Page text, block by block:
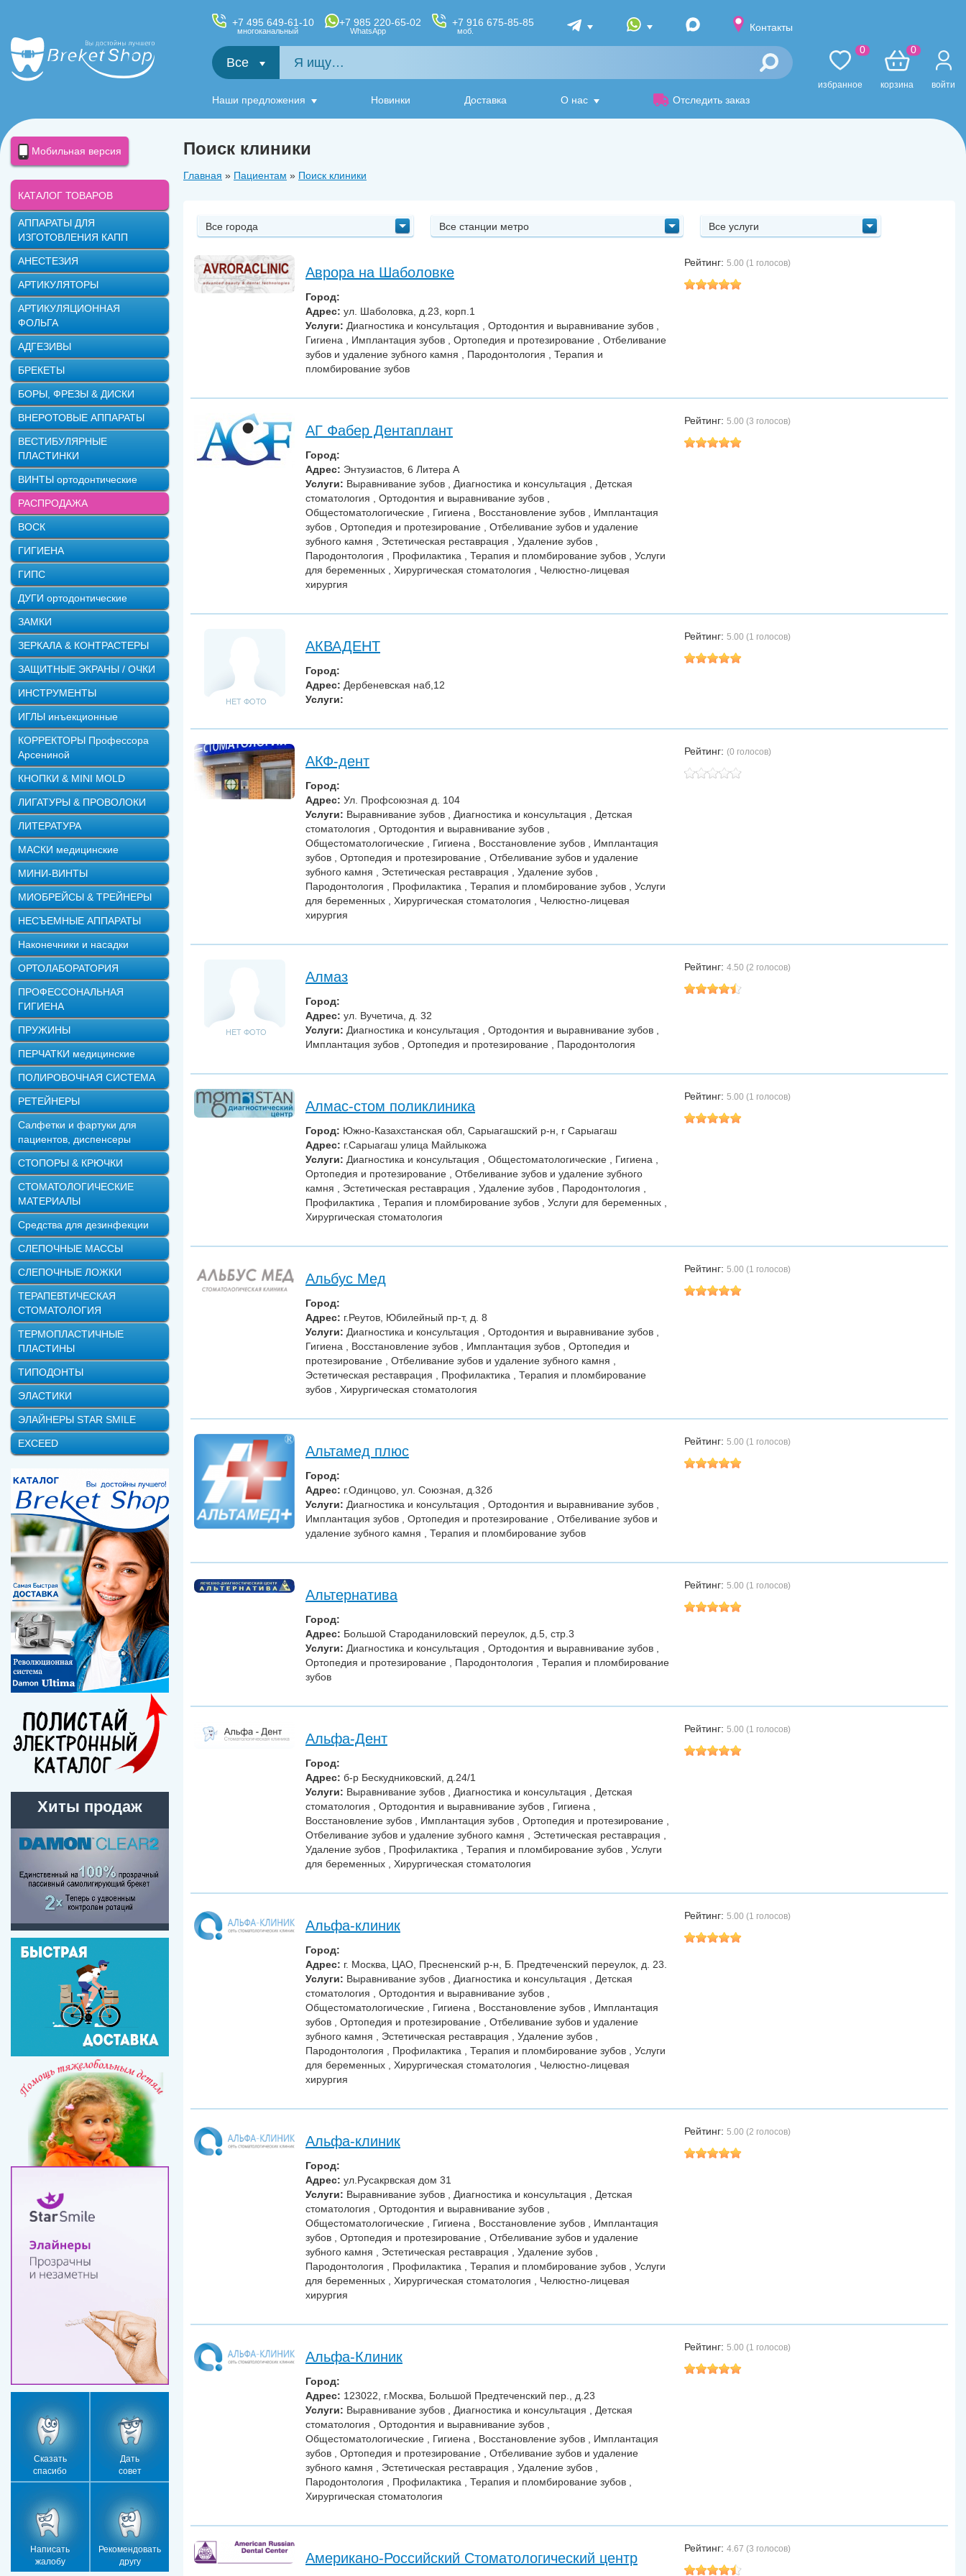
+7 495 649-61-10
многоканальный
+7 985 220-65-02
WhatsApp
+7 916 675-85-85
моб. Контакты
Все
Наши предложения Новинки Доставка О нас Отследить заказ
избранное
0
корзина
0
войти
Поиск клиники
Главная » Пациентам » Поиск клиники
Все города Все станции метро Все услуги
Аврора на Шаболовке
Город:
Адрес: ул. Шаболовка, д.23, корп.1
Услуги: Диагностика и консультация , Ортодонтия и выравнивание зубов ,
Гигиена , Имплантация зубов , Ортопедия и протезирование , Отбеливание
зубов и удаление зубного камня , Пародонтология , Терапия и
пломбирование зубов
Рейтинг: 5.00 (1 голосов)
АГ Фабер Дентаплант
Город:
Адрес: Энтузиастов, 6 Литера А
Услуги: Выравнивание зубов , Диагностика и консультация , Детская
стоматология , Ортодонтия и выравнивание зубов ,
Общестоматологические , Гигиена , Восстановление зубов , Имплантация
зубов , Ортопедия и протезирование , Отбеливание зубов и удаление
зубного камня , Эстетическая реставрация , Удаление зубов ,
Пародонтология , Профилактика , Терапия и пломбирование зубов , Услуги
для беременных , Хирургическая стоматология , Челюстно-лицевая
хирургия
Рейтинг: 5.00 (3 голосов)
АКВАДЕНТ
Город:
Адрес: Дербеневская наб,12
Услуги:
Рейтинг: 5.00 (1 голосов)
АКФ-дент
Город:
Адрес: Ул. Профсоюзная д. 104
Услуги: Выравнивание зубов , Диагностика и консультация , Детская
стоматология , Ортодонтия и выравнивание зубов ,
Общестоматологические , Гигиена , Восстановление зубов , Имплантация
зубов , Ортопедия и протезирование , Отбеливание зубов и удаление
зубного камня , Эстетическая реставрация , Удаление зубов ,
Пародонтология , Профилактика , Терапия и пломбирование зубов , Услуги
для беременных , Хирургическая стоматология , Челюстно-лицевая
хирургия
Рейтинг: (0 голосов)
Алмаз
Город:
Адрес: ул. Вучетича, д. 32
Услуги: Диагностика и консультация , Ортодонтия и выравнивание зубов ,
Имплантация зубов , Ортопедия и протезирование , Пародонтология
Рейтинг: 4.50 (2 голосов)
Алмас-стом поликлиника
Город: Южно-Казахстанская обл, Сарыагашский р-н, г Сарыагаш
Адрес: г.Сарыагаш улица Майлыкожа
Услуги: Диагностика и консультация , Общестоматологические , Гигиена ,
Ортопедия и протезирование , Отбеливание зубов и удаление зубного
камня , Эстетическая реставрация , Удаление зубов , Пародонтология ,
Профилактика , Терапия и пломбирование зубов , Услуги для беременных ,
Хирургическая стоматология
Рейтинг: 5.00 (1 голосов)
Альбус Мед
Город:
Адрес: г.Реутов, Юбилейный пр-т, д. 8
Услуги: Диагностика и консультация , Ортодонтия и выравнивание зубов ,
Гигиена , Восстановление зубов , Имплантация зубов , Ортопедия и
протезирование , Отбеливание зубов и удаление зубного камня ,
Эстетическая реставрация , Профилактика , Терапия и пломбирование
зубов , Хирургическая стоматология
Рейтинг: 5.00 (1 голосов)
Альтамед плюс
Город:
Адрес: г.Одинцово, ул. Союзная, д.32б
Услуги: Диагностика и консультация , Ортодонтия и выравнивание зубов ,
Имплантация зубов , Ортопедия и протезирование , Отбеливание зубов и
удаление зубного камня , Терапия и пломбирование зубов
Рейтинг: 5.00 (1 голосов)
Альтернатива
Город:
Адрес: Большой Староданиловский переулок, д.5, стр.3
Услуги: Диагностика и консультация , Ортодонтия и выравнивание зубов ,
Ортопедия и протезирование , Пародонтология , Терапия и пломбирование
зубов
Рейтинг: 5.00 (1 голосов)
Альфа-Дент
Город:
Адрес: б-р Бескудниковский, д.24/1
Услуги: Выравнивание зубов , Диагностика и консультация , Детская
стоматология , Ортодонтия и выравнивание зубов , Гигиена ,
Восстановление зубов , Имплантация зубов , Ортопедия и протезирование ,
Отбеливание зубов и удаление зубного камня , Эстетическая реставрация ,
Удаление зубов , Профилактика , Терапия и пломбирование зубов , Услуги
для беременных , Хирургическая стоматология
Рейтинг: 5.00 (1 голосов)
Альфа-клиник
Город:
Адрес: г. Москва, ЦАО, Пресненский р-н, Б. Предтеченский переулок, д. 23.
Услуги: Выравнивание зубов , Диагностика и консультация , Детская
стоматология , Ортодонтия и выравнивание зубов ,
Общестоматологические , Гигиена , Восстановление зубов , Имплантация
зубов , Ортопедия и протезирование , Отбеливание зубов и удаление
зубного камня , Эстетическая реставрация , Удаление зубов ,
Пародонтология , Профилактика , Терапия и пломбирование зубов , Услуги
для беременных , Хирургическая стоматология , Челюстно-лицевая
хирургия
Рейтинг: 5.00 (1 голосов)
Альфа-клиник
Город:
Адрес: ул.Русакрвская дом 31
Услуги: Выравнивание зубов , Диагностика и консультация , Детская
стоматология , Ортодонтия и выравнивание зубов ,
Общестоматологические , Гигиена , Восстановление зубов , Имплантация
зубов , Ортопедия и протезирование , Отбеливание зубов и удаление
зубного камня , Эстетическая реставрация , Удаление зубов ,
Пародонтология , Профилактика , Терапия и пломбирование зубов , Услуги
для беременных , Хирургическая стоматология , Челюстно-лицевая
хирургия
Рейтинг: 5.00 (2 голосов)
Альфа-Клиник
Город:
Адрес: 123022, г.Москва, Большой Предтеченский пер., д.23
Услуги: Выравнивание зубов , Диагностика и консультация , Детская
стоматология , Ортодонтия и выравнивание зубов ,
Общестоматологические , Гигиена , Восстановление зубов , Имплантация
зубов , Ортопедия и протезирование , Отбеливание зубов и удаление
зубного камня , Эстетическая реставрация , Удаление зубов ,
Пародонтология , Профилактика , Терапия и пломбирование зубов ,
Хирургическая стоматология
Рейтинг: 5.00 (1 голосов)
Американо-Российский Стоматологический центр
Рейтинг: 4.67 (3 голосов)
Мобильная версия
КАТАЛОГ ТОВАРОВ
АППАРАТЫ ДЛЯ
ИЗГОТОВЛЕНИЯ КАПП
АНЕСТЕЗИЯ
АРТИКУЛЯТОРЫ
АРТИКУЛЯЦИОННАЯ
ФОЛЬГА
АДГЕЗИВЫ
БРЕКЕТЫ
БОРЫ, ФРЕЗЫ & ДИСКИ
ВНЕРОТОВЫЕ АППАРАТЫ
ВЕСТИБУЛЯРНЫЕ
ПЛАСТИНКИ
ВИНТЫ ортодонтические
РАСПРОДАЖА
ВОСК
ГИГИЕНА
ГИПС
ДУГИ ортодонтические
ЗАМКИ
ЗЕРКАЛА & КОНТРАСТЕРЫ
ЗАЩИТНЫЕ ЭКРАНЫ / ОЧКИ
ИНСТРУМЕНТЫ
ИГЛЫ инъекционные
КОРРЕКТОРЫ Профессора
Арсениной
КНОПКИ & MINI MOLD
ЛИГАТУРЫ & ПРОВОЛОКИ
ЛИТЕРАТУРА
МАСКИ медицинские
МИНИ-ВИНТЫ
МИОБРЕЙСЫ & ТРЕЙНЕРЫ
НЕСЪЕМНЫЕ АППАРАТЫ
Наконечники и насадки
ОРТОЛАБОРАТОРИЯ
ПРОФЕССОНАЛЬНАЯ
ГИГИЕНА
ПРУЖИНЫ
ПЕРЧАТКИ медицинские
ПОЛИРОВОЧНАЯ СИСТЕМА
РЕТЕЙНЕРЫ
Салфетки и фартуки для
пациентов, диспенсеры
СТОПОРЫ & КРЮЧКИ
СТОМАТОЛОГИЧЕСКИЕ
МАТЕРИАЛЫ
Средства для дезинфекции
СЛЕПОЧНЫЕ МАССЫ
СЛЕПОЧНЫЕ ЛОЖКИ
ТЕРАПЕВТИЧЕСКАЯ
СТОМАТОЛОГИЯ
ТЕРМОПЛАСТИЧНЫЕ
ПЛАСТИНЫ
ТИПОДОНТЫ
ЭЛАСТИКИ
ЭЛАЙНЕРЫ STAR SMILE
EXCEED
Хиты продаж
Сказать
спасибо
Дать
совет
Написать
жалобу
Рекомендовать
другу